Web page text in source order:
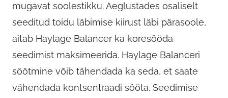
mugavat soolestikku. Aeglustades osaliselt
seeditud toidu läbimise kiirust läbi pärasoole,
aitab Haylage Balancer ka koresööda
seedimist maksimeerida. Haylage Balanceri
söötmine võib tähendada ka seda, et saate
vähendada kontsentraadi sööta. Seedimise